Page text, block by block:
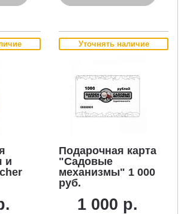
и
Уточнять наличие
Подарочная карта
"Садовые
механизмы" 1 000
руб.
1 000 р.